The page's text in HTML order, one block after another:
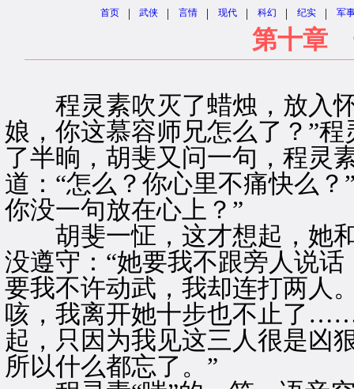
首页 | 武侠 | 言情 | 现代 | 科幻 | 纪实 | 军
第十章
程灵素吹灭了蜡烛，放入怀
娘，你这慕容师兄怎么了？”
了半晌，胡斐又问一句，程灵
道：“怎么？你心里不痛快么
你没一句放在心上？”
胡斐一怔，这才想起，她和
没遵守：“她要我不跟旁人说
要我不许动武，我却连打两人
咳，我离开她十步也不止了
起，只因为我见这三人很是凶
所以什么都忘了。”